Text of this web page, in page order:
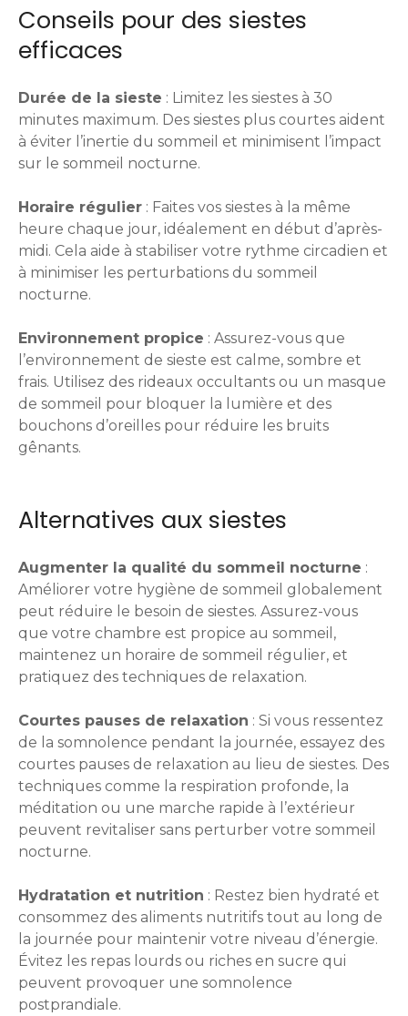
Conseils pour des siestes
efficaces
Durée de la sieste : Limitez les siestes à 30
minutes maximum. Des siestes plus courtes aident
à éviter l’inertie du sommeil et minimisent l’impact
sur le sommeil nocturne.
Horaire régulier : Faites vos siestes à la même
heure chaque jour, idéalement en début d’après-
midi. Cela aide à stabiliser votre rythme circadien et
à minimiser les perturbations du sommeil
nocturne.
Environnement propice : Assurez-vous que
l’environnement de sieste est calme, sombre et
frais. Utilisez des rideaux occultants ou un masque
de sommeil pour bloquer la lumière et des
bouchons d’oreilles pour réduire les bruits
gênants.
Alternatives aux siestes
Augmenter la qualité du sommeil nocturne :
Améliorer votre hygiène de sommeil globalement
peut réduire le besoin de siestes. Assurez-vous
que votre chambre est propice au sommeil,
maintenez un horaire de sommeil régulier, et
pratiquez des techniques de relaxation.
Courtes pauses de relaxation : Si vous ressentez
de la somnolence pendant la journée, essayez des
courtes pauses de relaxation au lieu de siestes. Des
techniques comme la respiration profonde, la
méditation ou une marche rapide à l’extérieur
peuvent revitaliser sans perturber votre sommeil
nocturne.
Hydratation et nutrition : Restez bien hydraté et
consommez des aliments nutritifs tout au long de
la journée pour maintenir votre niveau d’énergie.
Évitez les repas lourds ou riches en sucre qui
peuvent provoquer une somnolence
postprandiale.